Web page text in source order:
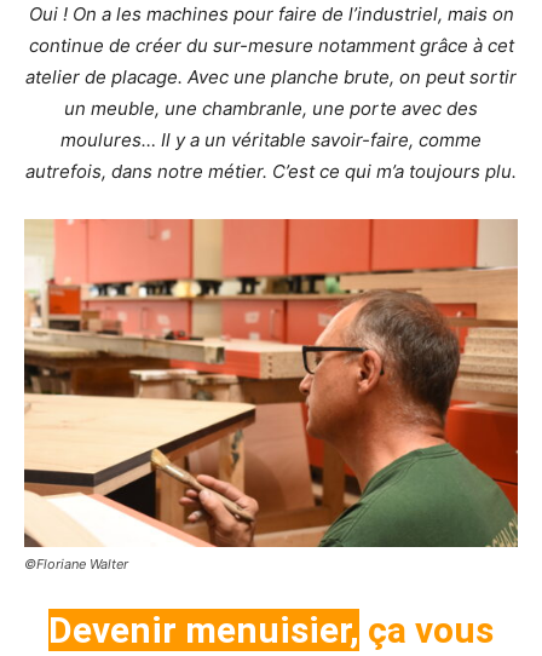
Oui ! On a les machines pour faire de l’industriel, mais on
continue de créer du sur-mesure notamment grâce à cet
atelier de placage. Avec une planche brute, on peut sortir
un meuble, une chambranle, une porte avec des
moulures… Il y a un véritable savoir-faire, comme
autrefois, dans notre métier. C’est ce qui m’a toujours plu.
©Floriane Walter
Devenir menuisier, ça vous